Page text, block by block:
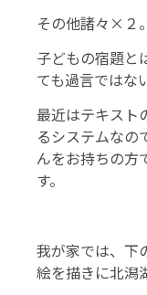
その他諸々×２
子どもの宿題
ても過言ではな
最近はテキスト
るシステムなの
んをお持ちの方
す。
我が家では、下
絵を描きに北潟